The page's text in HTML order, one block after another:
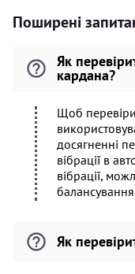
Поширені
Як
кардана?
Щоб
досягненні
вібрації в
вібрації,
Як